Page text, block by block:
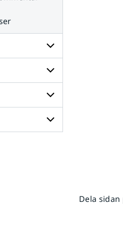
Undersidor
för
Radar
och
satellit
Undersidor
för
Väder
till
havs
Undersidor
för
Dela sidan